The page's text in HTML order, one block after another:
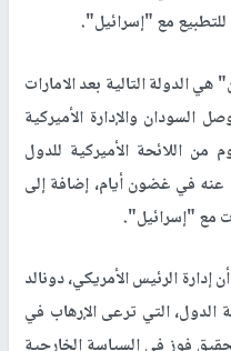
للتطبيع مع "إسرائيل".
الدولة التالية بعد الامارات
السودان والإدارة الأميركية
اللائحة الأميركية للدول
عنه في غضون أيام، إضافة إلى
مع "إسرائيل".
الرئيس الأمريكي، دونالد
الدول، التي ترعى الإرهاب في